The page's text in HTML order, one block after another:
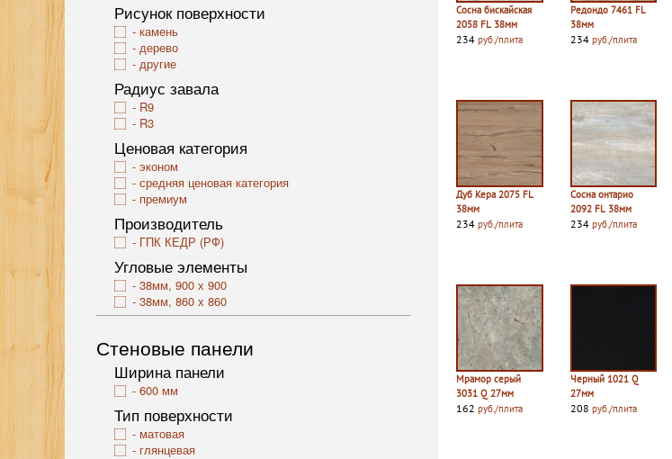
Рисунок поверхности
камень
дерево
другие
Радиус завала
R9
R3
Ценовая категория
эконом
средняя ценовая категория
премиум
Производитель
ГПК КЕДР (РФ)
Угловые элементы
38мм, 900 х 900
38мм, 860 х 860
Стеновые панели
Ширина панели
600 мм
Тип поверхности
матовая
глянцевая
Сосна бискайская
2058 FL 38мм
234 руб./плита
Редондо 7461 FL
38мм
234 руб./плита
Дуб Кера 2075 FL
38мм
234 руб./плита
Сосна онтарио
2092 FL 38мм
234 руб./плита
Мрамор серый
3031 Q 27мм
162 руб./плита
Черный 1021 Q
27мм
208 руб./плита